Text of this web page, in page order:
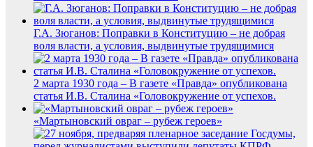
Г.А. Зюганов: Поправки в Конституцию – не добрая
воля власти, а условия, выдвинутые трудящимися
2 марта 1930 года – В газете «Правда» опубликована
статья И.В. Сталина «Головокружение от успехов.
«Мартыновский овраг – рубеж героев»